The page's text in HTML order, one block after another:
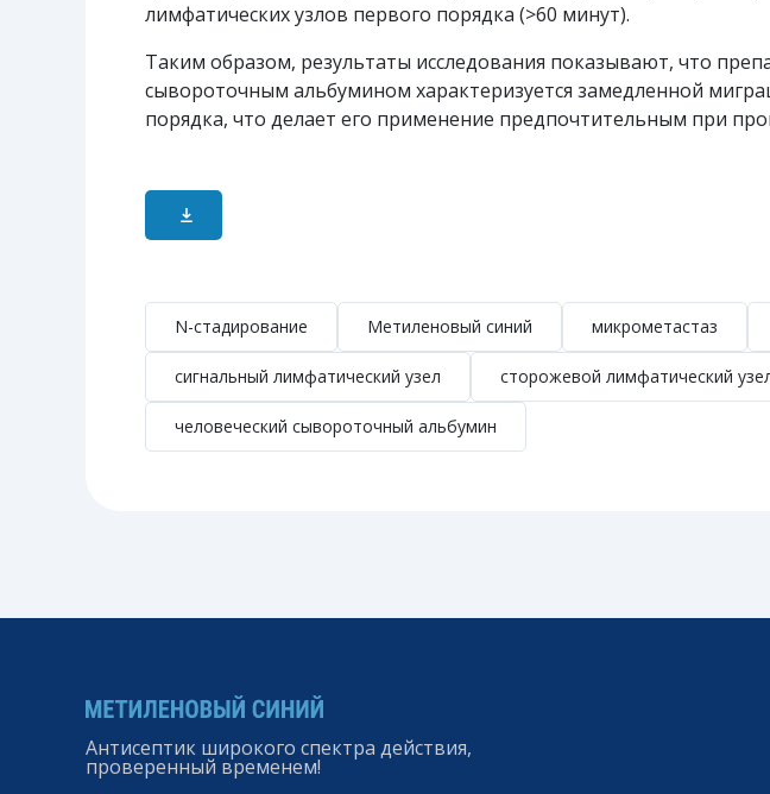
лимфатических узлов первого порядка (>60 минут).
Таким образом, результаты исследования показывают, что
сывороточным альбумином характеризуется замедленной
порядка, что делает его применение предпочтительным при
N-стадирование Метиленовый синий микрометастаз
сигнальный лимфатический узел сторожевой лимфатический
человеческий сывороточный альбумин
Антисептик широкого спектра действия,
проверенный временем!